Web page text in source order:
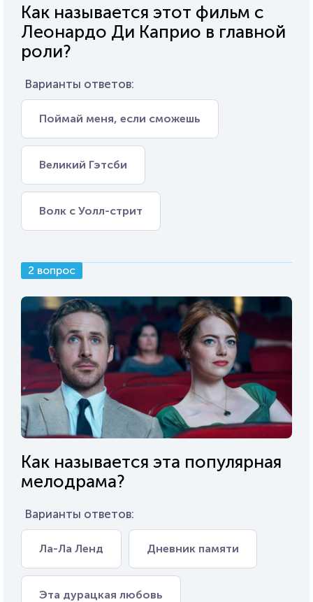
Как называется этот фильм с
Леонардо Ди Каприо в главной
роли?
Варианты ответов:
Поймай меня, если сможешь
Великий Гэтсби
Волк с Уолл-стрит
2 вопрос
Как называется эта популярная
мелодрама?
Варианты ответов:
Ла-Ла Ленд Дневник памяти
Эта дурацкая любовь